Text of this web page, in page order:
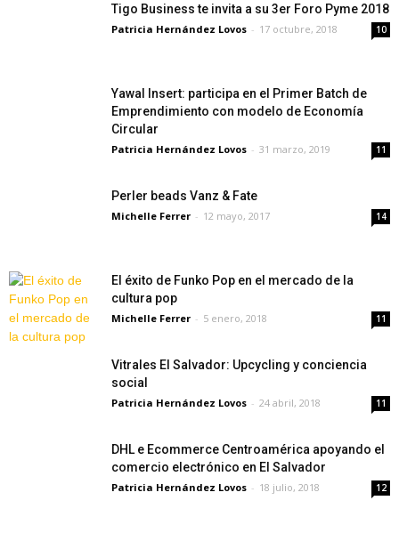
Tigo Business te invita a su 3er Foro Pyme 2018
Patricia Hernández Lovos - 17 octubre, 2018 10
Yawal Insert: participa en el Primer Batch de
Emprendimiento con modelo de Economía
Circular
Patricia Hernández Lovos - 31 marzo, 2019 11
Perler beads Vanz & Fate
Michelle Ferrer - 12 mayo, 2017 14
El éxito de Funko Pop en el mercado de la
cultura pop
Michelle Ferrer - 5 enero, 2018 11
Vitrales El Salvador: Upcycling y conciencia
social
Patricia Hernández Lovos - 24 abril, 2018 11
DHL e Ecommerce Centroamérica apoyando el
comercio electrónico en El Salvador
Patricia Hernández Lovos - 18 julio, 2018 12